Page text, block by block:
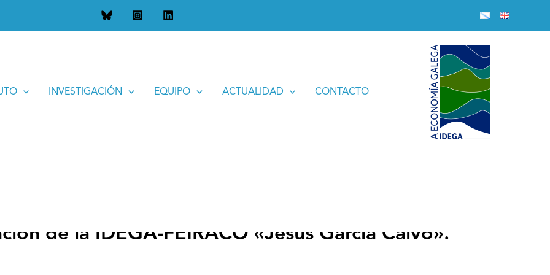
INVESTIGACIÓN EQUIPO ACTUALIDAD CONTACTO
FEIRACO «Jesús García Calvo». Año 2014
de la IDEGA-FEIRACO «Jesús García Calvo».